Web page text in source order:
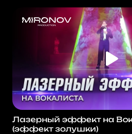
Лазерный эффект на
(эффект золушки)